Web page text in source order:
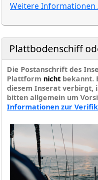
Weitere Informationen
Plattbodenschiff
Die Postanschrift des
Plattform nicht bekannt.
diesem Inserat verbirgt,
bitten allgemein um
Informationen zur